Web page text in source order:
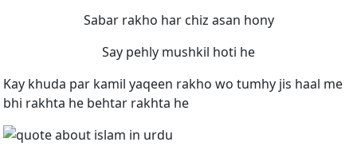
Sabar rakho har chiz asan hony
Say pehly mushkil hoti he
Kay khuda par kamil yaqeen rakho wo tumhy jis haal me
bhi rakhta he behtar rakhta he